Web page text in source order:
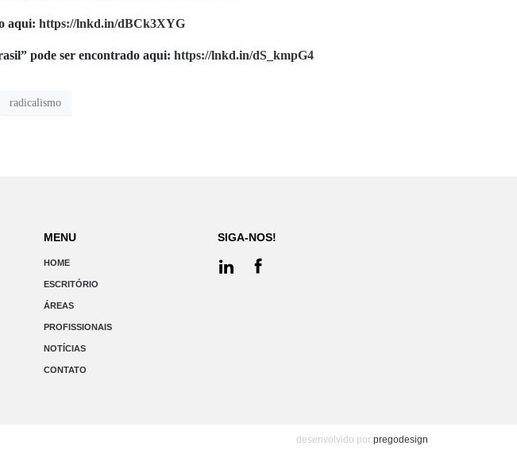
aqui: https://lnkd.in/dBCk3XYG
pode ser encontrado aqui: https://lnkd.in/dS_kmpG4
radicalismo
MENU
HOME
ESCRITÓRIO
ÁREAS
PROFISSIONAIS
NOTÍCIAS
CONTATO
SIGA-NOS!
desenvolvido por pregodesign